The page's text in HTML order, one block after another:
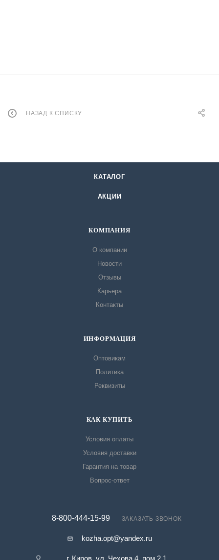
НАЗАД К СПИСКУ
КАТАЛОГ
АКЦИИ
КОМПАНИЯ
О компании
Новости
Отзывы
Карьера
Контакты
ИНФОРМАЦИЯ
Оптовикам
Политика
Реквизиты
КАК КУПИТЬ
Условия оплаты
Условия доставки
Гарантия на товар
Вопрос-ответ
8-800-444-15-99 ЗАКАЗАТЬ ЗВОНОК
kozha.opt@yandex.ru
г. Киров, ул. Чехова 4, пом 2.1